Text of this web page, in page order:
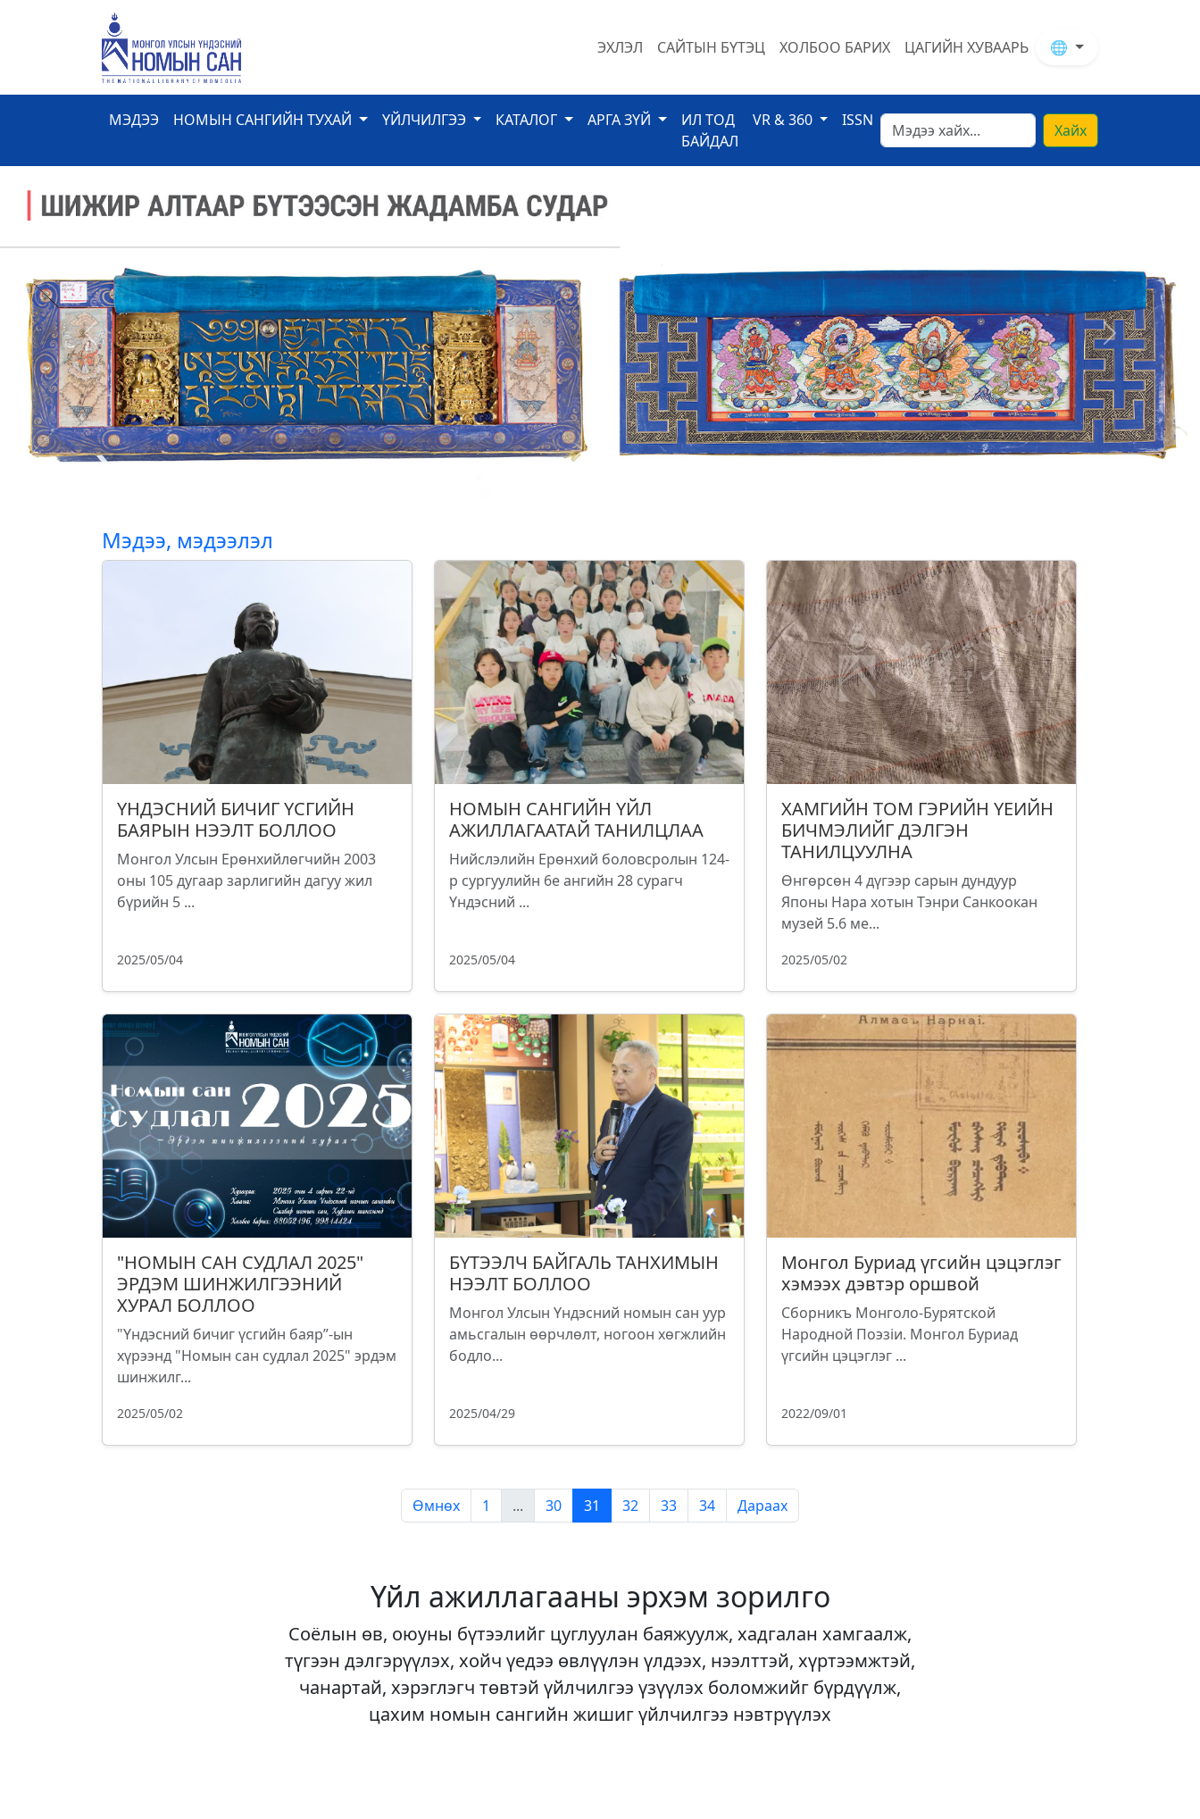
ЭХЛЭЛ САЙТЫН БҮТЭЦ ХОЛБОО БАРИХ ЦАГИЙН ХУВААРЬ 🌐
МЭДЭЭ НОМЫН САНГИЙН ТУХАЙ ҮЙЛЧИЛГЭЭ КАТАЛОГ АРГА ЗҮЙ
ИЛ ТОД
БАЙДАЛ
VR & 360 ISSN
Хайх
Previous Next
Мэдээ, мэдээлэл
ҮНДЭСНИЙ БИЧИГ ҮСГИЙН
БАЯРЫН НЭЭЛТ БОЛЛОО
Монгол Улсын Ерөнхийлөгчийн 2003
оны 105 дугаар зарлигийн дагуу жил
бүрийн 5 ...
2025/05/04
НОМЫН САНГИЙН ҮЙЛ
АЖИЛЛАГААТАЙ ТАНИЛЦЛАА
Нийслэлийн Ерөнхий боловсролын 124-
р сургуулийн 6е ангийн 28 сурагч
Үндэсний ...
2025/05/04
ХАМГИЙН ТОМ ГЭРИЙН ҮЕИЙН
БИЧМЭЛИЙГ ДЭЛГЭН
ТАНИЛЦУУЛНА
Өнгөрсөн 4 дүгээр сарын дундуур
Японы Нара хотын Тэнри Санкоокан
музей 5.6 ме...
2025/05/02
"НОМЫН САН СУДЛАЛ 2025"
ЭРДЭМ ШИНЖИЛГЭЭНИЙ
ХУРАЛ БОЛЛОО
"Үндэсний бичиг үсгийн баяр”-ын
хүрээнд "Номын сан судлал 2025" эрдэм
шинжилг...
2025/05/02
БҮТЭЭЛЧ БАЙГАЛЬ ТАНХИМЫН
НЭЭЛТ БОЛЛОО
Монгол Улсын Үндэсний номын сан уур
амьсгалын өөрчлөлт, ногоон хөгжлийн
бодло...
2025/04/29
Монгол Буриад үгсийн цэцэглэг
хэмээх дэвтэр оршвой
Сборникъ Монголо-Бурятской
Народной Поэзiи. Монгол Буриад
үгсийн цэцэглэг ...
2022/09/01
Өмнөх 1 ... 30 31 32 33 34 Дараах
Үйл ажиллагааны эрхэм зорилго
Соёлын өв, оюуны бүтээлийг цуглуулан баяжуулж, хадгалан хамгаалж,
түгээн дэлгэрүүлэх, хойч үедээ өвлүүлэн үлдээх, нээлттэй, хүртээмжтэй,
чанартай, хэрэглэгч төвтэй үйлчилгээ үзүүлэх боломжийг бүрдүүлж,
цахим номын сангийн жишиг үйлчилгээ нэвтрүүлэх